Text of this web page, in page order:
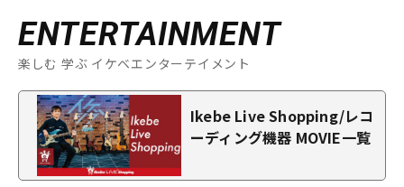
ENTERTAINMENT
楽しむ 学ぶ イケベエンターテイメント
Ikebe Live Shopping/レコ
ーディング機器 MOVIE一覧